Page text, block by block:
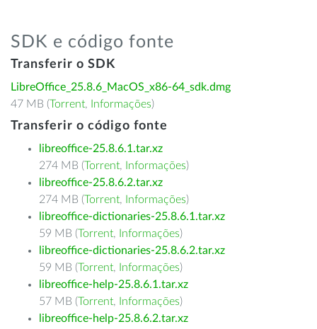
SDK e código fonte
Transferir o SDK
LibreOffice_25.8.6_MacOS_x86-64_sdk.dmg
47 MB (Torrent, Informações)
Transferir o código fonte
libreoffice-25.8.6.1.tar.xz
274 MB (Torrent, Informações)
libreoffice-25.8.6.2.tar.xz
274 MB (Torrent, Informações)
libreoffice-dictionaries-25.8.6.1.tar.xz
59 MB (Torrent, Informações)
libreoffice-dictionaries-25.8.6.2.tar.xz
59 MB (Torrent, Informações)
libreoffice-help-25.8.6.1.tar.xz
57 MB (Torrent, Informações)
libreoffice-help-25.8.6.2.tar.xz